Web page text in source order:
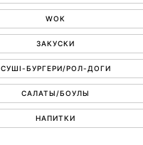
WOK
ЗАКУСКИ
СУШІ-БУРГЕРИ/РОЛ-ДОГИ
САЛАТЫ/БОУЛЫ
НАПИТКИ